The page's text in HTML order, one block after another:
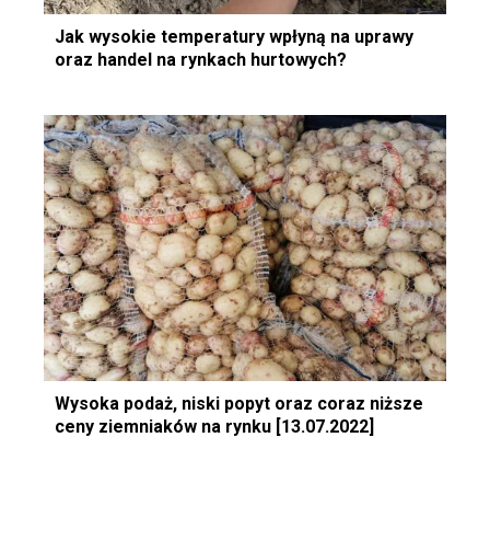
Jak wysokie temperatury wpłyną na uprawy
oraz handel na rynkach hurtowych?
Wysoka podaż, niski popyt oraz coraz niższe
ceny ziemniaków na rynku [13.07.2022]